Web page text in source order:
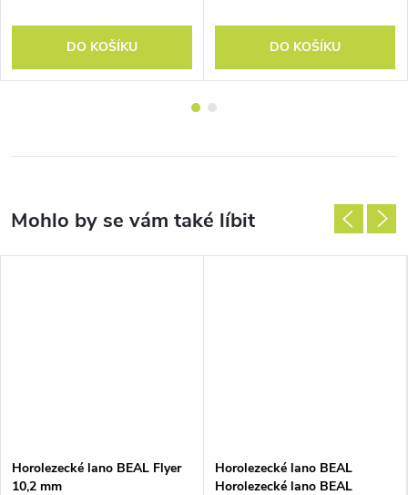
DO KOŠÍKU DO KOŠÍKU
Horolezecké lano BEAL Flyer
10,2 mm
Horolezecké lano BEAL
Horolezecké lano BEAL